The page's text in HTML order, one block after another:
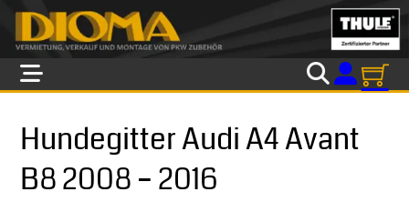
Skip to main content
Skip to footer
Hundegitter Audi A4 Avant
B8 2008 – 2016